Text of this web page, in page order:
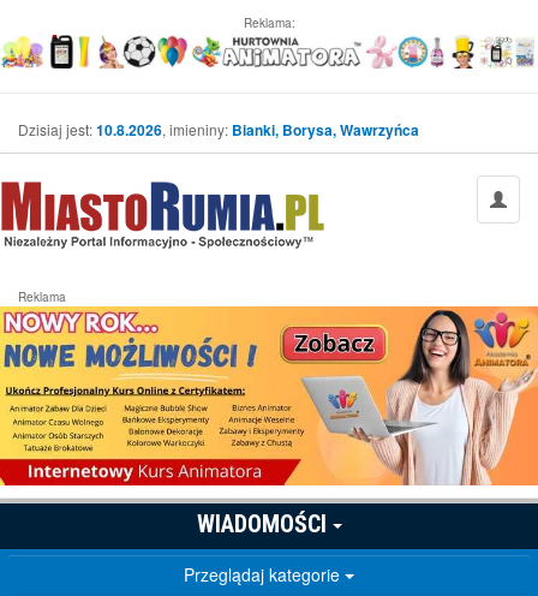
Reklama:
Dzisiaj jest:10.8.2026, imieniny: Bianki, Borysa, Wawrzyńca
Reklama
WIADOMOŚCI
Przeglądaj kategorie